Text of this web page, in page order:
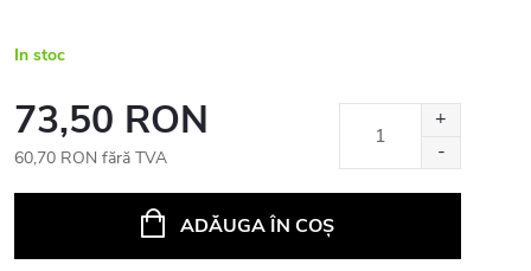
In stoc
73,50 RON
60,70 RON fără TVA
ADĂUGA ÎN COŞ